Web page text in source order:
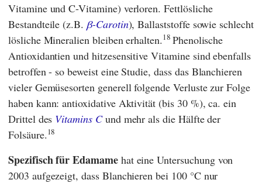
Vitamine und C-Vitamine) verloren. Fettlösliche
Bestandteile (z.B. β-Carotin), Ballaststoffe sowie schlecht
lösliche Mineralien bleiben erhalten.18 Phenolische
Antioxidantien und hitzesensitive Vitamine sind ebenfalls
betroffen - so beweist eine Studie, dass das Blanchieren
vieler Gemüsesorten generell folgende Verluste zur Folge
haben kann: antioxidative Aktivität (bis 30 %), ca. ein
Drittel des Vitamins Cund mehr als die Hälfte der
Folsäure.18
Spezifisch für Edamamehat eine Untersuchung von
2003 aufgezeigt, dass Blanchieren bei 100 °C nur